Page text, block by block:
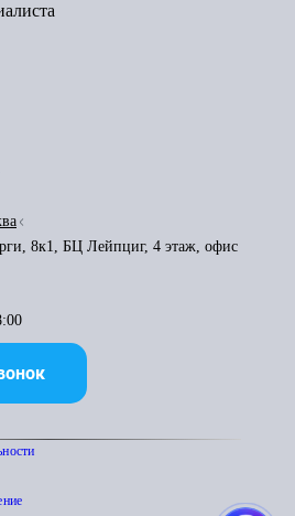
8к1, БЦ Лейпциг, 4 этаж, офис